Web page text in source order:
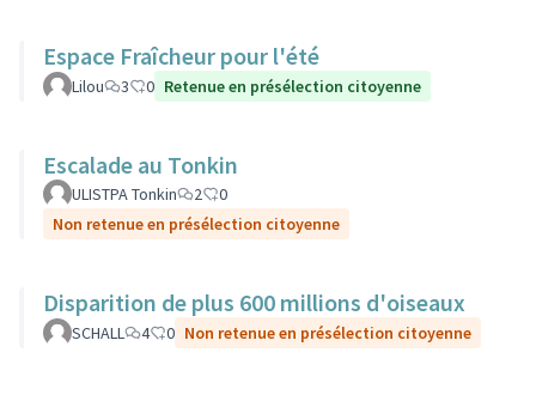
Espace Fraîcheur pour l'été
Lilou 3 0 Retenue en présélection citoyenne
Escalade au Tonkin
ULISTPA Tonkin 2
0
Non retenue en présélection citoyenne
Disparition de plus 600 millions d'oiseaux
SCHALL 4 0 Non retenue en présélection citoyenne